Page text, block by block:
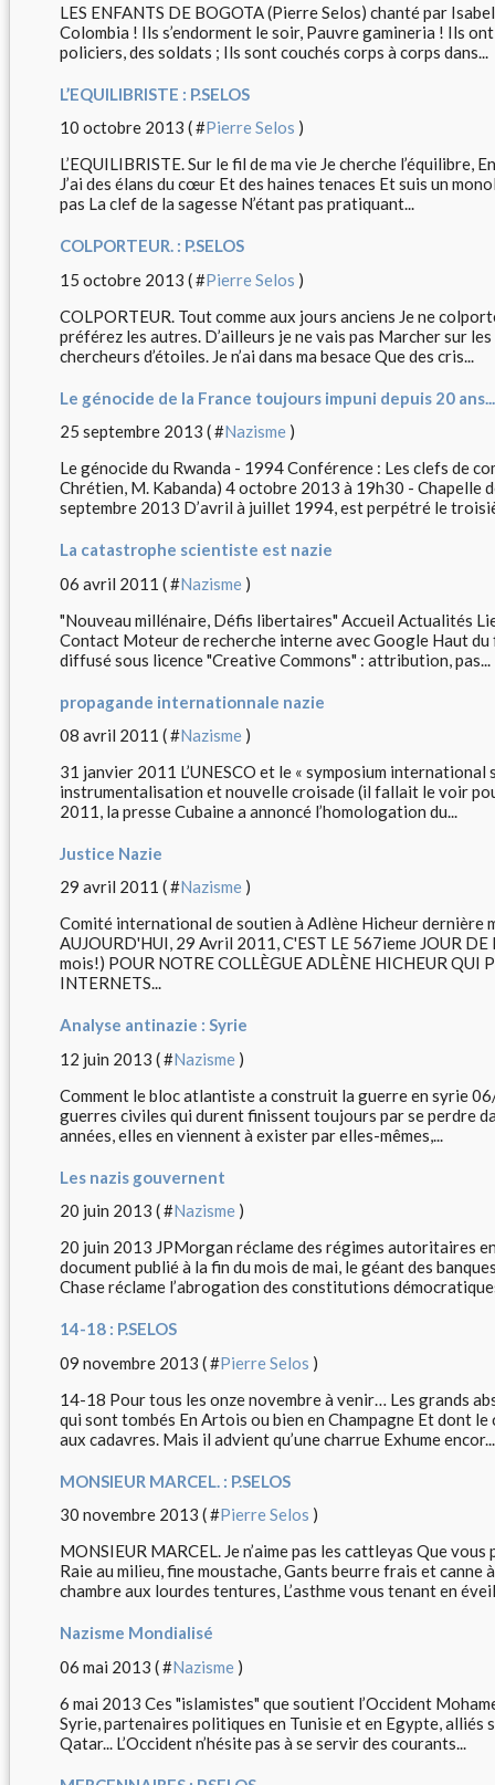
LES ENFANTS DE BOGOTA (Pierre Selos) chanté par
Colombia ! Ils s’endorment le soir, Pauvre gamineria ! Ils
policiers, des soldats ; Ils sont couchés corps à corps dans...
L’EQUILIBRISTE : P.SELOS
10 octobre 2013 ( #Pierre Selos )
L’EQUILIBRISTE. Sur le fil de ma vie Je cherche l’équilibre,
J’ai des élans du cœur Et des haines tenaces Et suis un
pas La clef de la sagesse N’étant pas pratiquant...
COLPORTEUR. : P.SELOS
15 octobre 2013 ( #Pierre Selos )
COLPORTEUR. Tout comme aux jours anciens Je ne
préférez les autres. D’ailleurs je ne vais pas Marcher sur les
chercheurs d’étoiles. Je n’ai dans ma besace Que des cris...
Le génocide de la France toujours impuni depuis 20 ans...
25 septembre 2013 ( #Nazisme )
Le génocide du Rwanda - 1994 Conférence : Les clefs de
Chrétien, M. Kabanda) 4 octobre 2013 à 19h30 - Chapelle
septembre 2013 D’avril à juillet 1994, est perpétré le
La catastrophe scientiste est nazie
06 avril 2011 ( #Nazisme )
"Nouveau millénaire, Défis libertaires" Accueil Actualités
Contact Moteur de recherche interne avec Google Haut
diffusé sous licence "Creative Commons" : attribution, pas...
propagande internationnale nazie
08 avril 2011 ( #Nazisme )
31 janvier 2011 L’UNESCO et le « symposium international
instrumentalisation et nouvelle croisade (il fallait le voir
2011, la presse Cubaine a annoncé l’homologation du...
Justice Nazie
29 avril 2011 ( #Nazisme )
Comité international de soutien à Adlène Hicheur dernière
AUJOURD'HUI, 29 Avril 2011, C'EST LE 567ieme JOUR
mois!) POUR NOTRE COLLÈGUE ADLÈNE HICHEUR QUI
INTERNETS...
Analyse antinazie : Syrie
12 juin 2013 ( #Nazisme )
Comment le bloc atlantiste a construit la guerre en syrie
guerres civiles qui durent finissent toujours par se perdre
années, elles en viennent à exister par elles-mêmes,...
Les nazis gouvernent
20 juin 2013 ( #Nazisme )
20 juin 2013 JPMorgan réclame des régimes autoritaires
document publié à la fin du mois de mai, le géant des
Chase réclame l’abrogation des constitutions
14-18 : P.SELOS
09 novembre 2013 ( #Pierre Selos )
14-18 Pour tous les onze novembre à venir… Les grands
qui sont tombés En Artois ou bien en Champagne Et dont
aux cadavres. Mais il advient qu’une charrue Exhume encor...
MONSIEUR MARCEL. : P.SELOS
30 novembre 2013 ( #Pierre Selos )
MONSIEUR MARCEL. Je n’aime pas les cattleyas Que
Raie au milieu, fine moustache, Gants beurre frais et canne
chambre aux lourdes tentures, L’asthme vous tenant en
Nazisme Mondialisé
06 mai 2013 ( #Nazisme )
6 mai 2013 Ces "islamistes" que soutient l’Occident
Syrie, partenaires politiques en Tunisie et en Egypte, alliés
Qatar... L’Occident n’hésite pas à se servir des courants...